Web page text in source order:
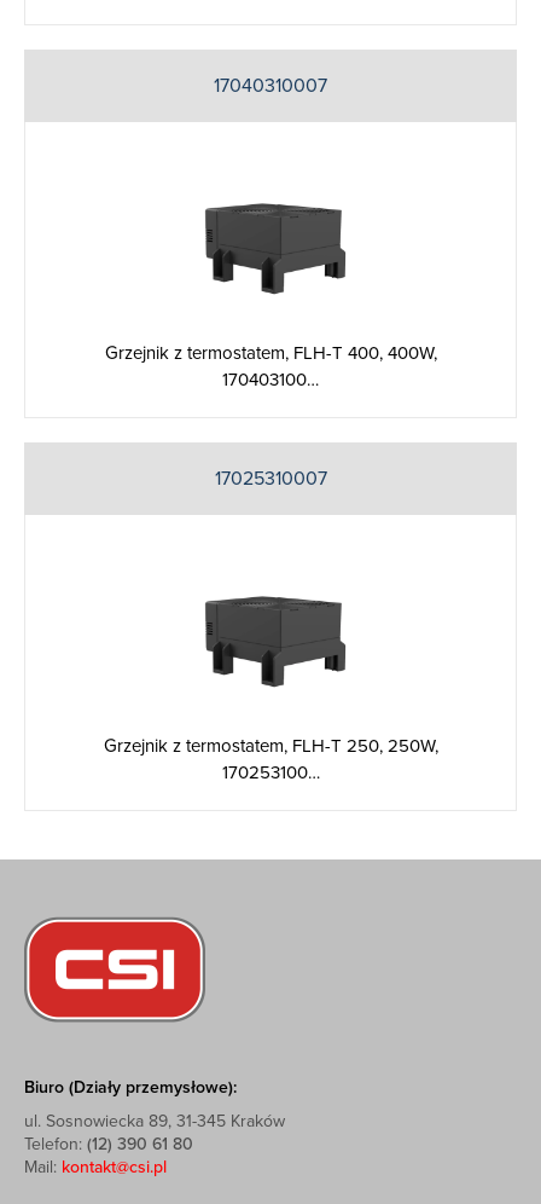
17040310007
Grzejnik z termostatem, FLH-T 400, 400W,
170403100…
17025310007
Grzejnik z termostatem, FLH-T 250, 250W,
170253100…
Biuro (Działy przemysłowe):
ul. Sosnowiecka 89, 31-345 Kraków
Telefon: (12) 390 61 80
Mail: kontakt@csi.pl